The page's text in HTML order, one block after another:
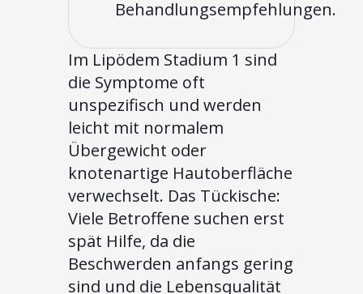
Behandlungsempfehlungen.
Im Lipödem Stadium 1 sind
die Symptome oft
unspezifisch und werden
leicht mit normalem
Übergewicht oder
knotenartige Hautoberfläche
verwechselt. Das Tückische:
Viele Betroffene suchen erst
spät Hilfe, da die
Beschwerden anfangs gering
sind und die Lebensqualität